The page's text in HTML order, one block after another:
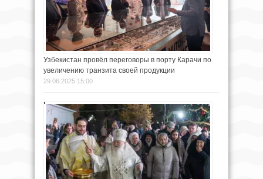
Узбекистан провёл переговоры в порту Карачи по
увеличению транзита своей продукции
29.06.2025 15:00